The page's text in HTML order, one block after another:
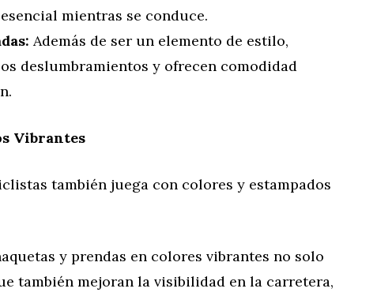
mientras se conduce.
Además de ser un elemento de estilo,
deslumbramientos y ofrecen comodidad
Vibrantes
también juega con colores y estampados
y prendas en colores vibrantes no solo
también mejoran la visibilidad en la carretera,